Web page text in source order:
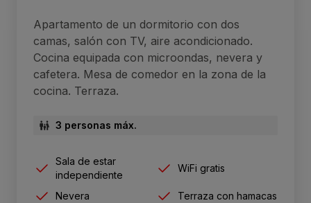
Apartamento de un dormitorio con dos
camas, salón con TV, aire acondicionado.
Cocina equipada con microondas, nevera y
cafetera. Mesa de comedor en la zona de la
cocina. Terraza.
3 personas máx.
Sala de estar
independiente
WiFi gratis
Nevera
Terraza con hamacas